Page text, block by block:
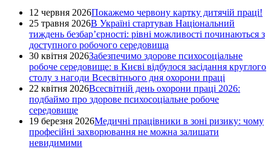
12 червня 2026Покажемо червону картку дитячій праці!
25 травня 2026В Україні стартував Національний
тиждень безбар’єрності: рівні можливості починаються з
доступного робочого середовища
30 квітня 2026Забезпечимо здорове психосоціальне
робоче середовище: в Києві відбулося засідання круглого
столу з нагоди Всесвітнього дня охорони праці
22 квітня 2026Всесвітній день охорони праці 2026:
подбаймо про здорове психосоціальне робоче
середовище
19 березня 2026Медичні працівники в зоні ризику: чому
професійні захворювання не можна залишати
невидимими